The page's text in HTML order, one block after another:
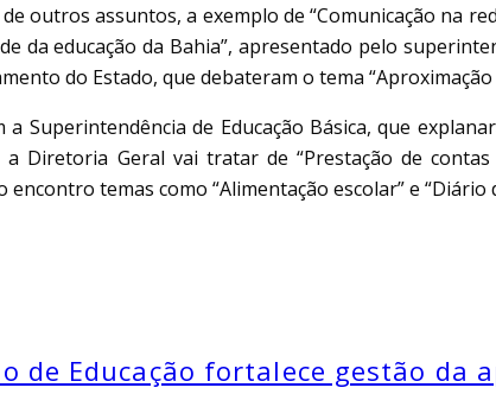
assuntos, a exemplo de “Comunicação na
da educação da Bahia”, apresentado pelo
do Estado, que debateram o tema
Superintendência de Educação Básica, que
Diretoria Geral vai tratar de “Prestação de
temas como “Alimentação escolar” e “Diário
de Educação fortalece gestão da